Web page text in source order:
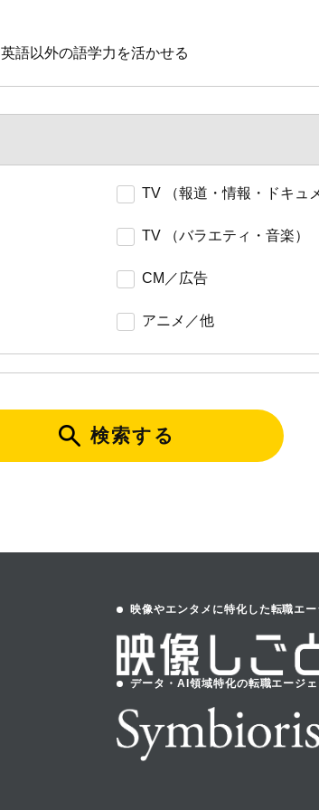
英語以外の語学力を活かせる
TV （報道・情報・ドキュ
TV （バラエティ・音楽）
CM／広告
アニメ／他
検索する
映像やエンタメに特化した転職エー
データ・AI領域特化の転職エージェ